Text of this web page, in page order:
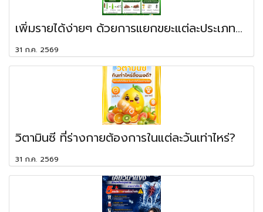
เพิ่มรายได้ง่ายๆ ด้วยการแยกขยะแต่ละประเภท...
31 ก.ค. 2569
วิตามินซี ที่ร่างกายต้องการในแต่ละวันเท่าไหร่?
31 ก.ค. 2569